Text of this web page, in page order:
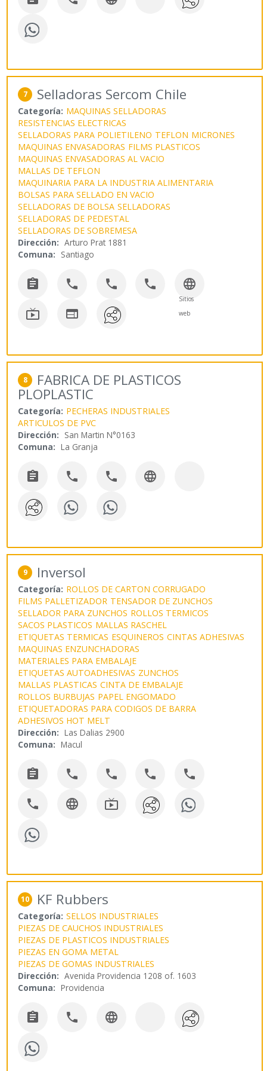
7 Selladoras Sercom Chile
Categoría: MAQUINAS SELLADORAS
RESISTENCIAS ELECTRICAS
SELLADORAS PARA POLIETILENO TEFLON MICRONES
MAQUINAS ENVASADORAS FILMS PLASTICOS
MAQUINAS ENVASADORAS AL VACIO
MALLAS DE TEFLON
MAQUINARIA PARA LA INDUSTRIA ALIMENTARIA
BOLSAS PARA SELLADO EN VACIO
SELLADORAS DE BOLSA SELLADORAS
SELLADORAS DE PEDESTAL
SELLADORAS DE SOBREMESA
Dirección: Arturo Prat 1881
Comuna: Santiago
    
Sitios
web
 
8 FABRICA DE PLASTICOS
PLOPLASTIC
Categoría: PECHERAS INDUSTRIALES
ARTICULOS DE PVC
Dirección: San Martin N°0163
Comuna: La Granja
   
9 Inversol
Categoría: ROLLOS DE CARTON CORRUGADO
FILMS PALLETIZADOR TENSADOR DE ZUNCHOS
SELLADOR PARA ZUNCHOS ROLLOS TERMICOS
SACOS PLASTICOS MALLAS RASCHEL
ETIQUETAS TERMICAS ESQUINEROS CINTAS ADHESIVAS
MAQUINAS ENZUNCHADORAS
MATERIALES PARA EMBALAJE
ETIQUETAS AUTOADHESIVAS ZUNCHOS
MALLAS PLASTICAS CINTA DE EMBALAJE
ROLLOS BURBUJAS PAPEL ENGOMADO
ETIQUETADORAS PARA CODIGOS DE BARRA
ADHESIVOS HOT MELT
Dirección: Las Dalias 2900
Comuna: Macul
    
  
10 KF Rubbers
Categoría: SELLOS INDUSTRIALES
PIEZAS DE CAUCHOS INDUSTRIALES
PIEZAS DE PLASTICOS INDUSTRIALES
PIEZAS EN GOMA METAL
PIEZAS DE GOMAS INDUSTRIALES
Dirección: Avenida Providencia 1208 of. 1603
Comuna: Providencia
  